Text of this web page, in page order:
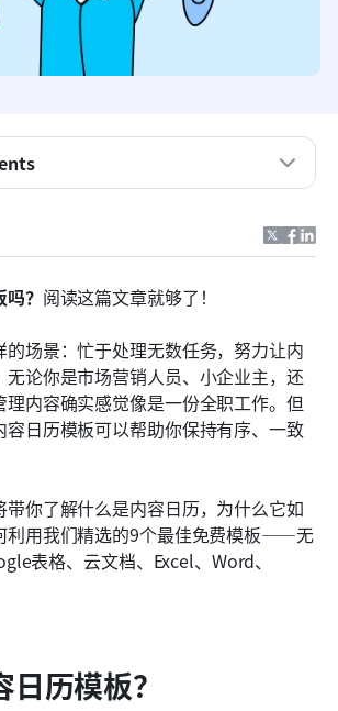
？ 阅读这篇文章就够了！
场景：忙于处理无数任务，努力让内
无论你是市场营销人员、小企业主，还
理内容确实感觉像是一份全职工作。但
容日历模板可以帮助你保持有序、一致
你了解什么是内容日历，为什么它如
利用我们精选的9个最佳免费模板——无
表格、云文档、Excel、Word、
历模板？
媒体内容日历 - Excel
- Google 表格
套餐 - Canva
模板 - Word 或 Google 云文档
日历模板 - Excel或Google表格
- Excel
和日历管理工具
管理您的内容
的最终想法